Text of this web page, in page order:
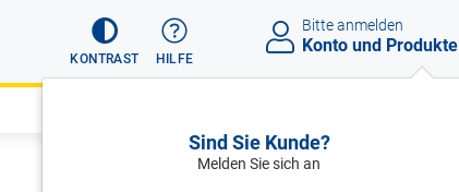
KONTRAST HILFE
Bitte anmelden
Konto und Produkte
Sind Sie Kunde?
Melden Sie sich an